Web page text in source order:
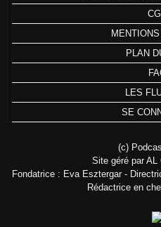
PLAN
LES
SE
(c)
Site géré par AL
Fondatrice : Eva Esztergar -
Rédactrice en